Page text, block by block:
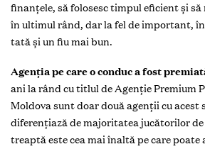
finanțele, să folosesc timpul eficient și
în ultimul rând, dar la fel de important,
tată și un fiu mai bun.
Agenția pe care o conduc a fost
ani la rând cu titlul de Agenție Premium
Moldova sunt doar două agenții cu acest
diferențiază de majoritatea jucătorilor
treaptă este cea mai înaltă pe care poate